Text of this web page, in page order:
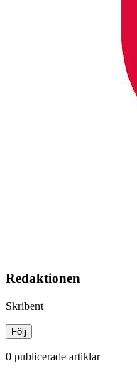
Redaktionen
Skribent
Följ
0 publicerade artiklar